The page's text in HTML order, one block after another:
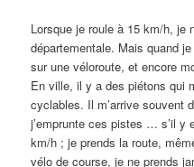
Lorsque je roule à 15 km/h, je
départementale. Mais quand
sur une véloroute, et encore
En ville, il y a des piétons qui
cyclables. Il m’arrive souvent
j’emprunte ces pistes … s’il y
km/h ; je prends la route,
vélo de course, je ne prends